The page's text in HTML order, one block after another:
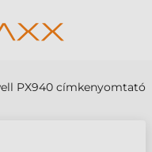
PX940 címkenyomtató